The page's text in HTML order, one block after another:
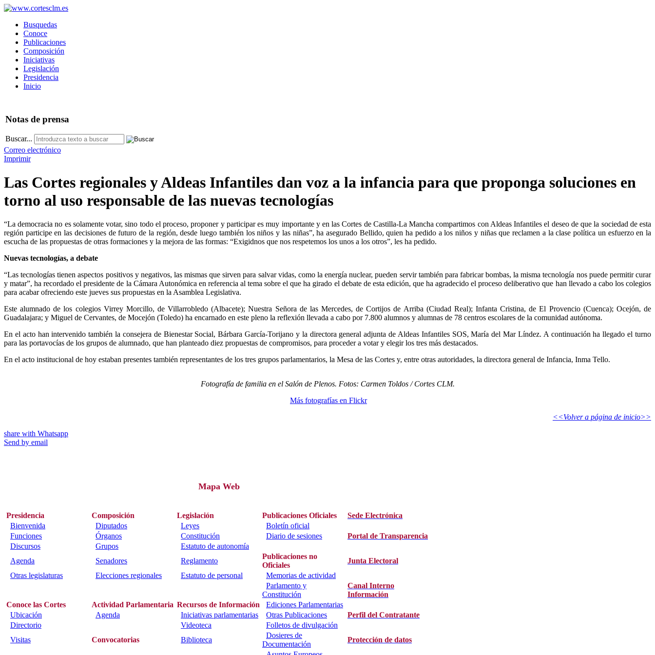
Busquedas
Conoce
Publicaciones
Composición
Iniciativas
Legislación
Presidencia
Inicio
Notas de prensa
Buscar...
Correo electrónico
Imprimir
Las Cortes regionales y Aldeas Infantiles dan voz a la infancia para que proponga soluciones en
torno al uso responsable de las nuevas tecnologías
“La democracia no es solamente votar, sino todo el proceso, proponer y participar es muy importante y en las Cortes de Castilla-La Mancha compartimos con Aldeas Infantiles el deseo de que la sociedad de esta
región participe en las decisiones de futuro de la región, desde luego también los niños y las niñas”, ha asegurado Bellido, quien ha pedido a los niños y niñas que reclamen a la clase política un esfuerzo en la
escucha de las propuestas de otras formaciones y la mejora de las formas: “Exigidnos que nos respetemos los unos a los otros”, les ha pedido.
Nuevas tecnologías, a debate
“Las tecnologías tienen aspectos positivos y negativos, las mismas que sirven para salvar vidas, como la energía nuclear, pueden servir también para fabricar bombas, la misma tecnología nos puede permitir curar
y matar”, ha recordado el presidente de la Cámara Autonómica en referencia al tema sobre el que ha girado el debate de esta edición, que ha agradecido el proceso deliberativo que han llevado a cabo los colegios
para acabar ofreciendo este jueves sus propuestas en la Asamblea Legislativa.
Este alumnado de los colegios Virrey Morcillo, de Villarrobledo (Albacete); Nuestra Señora de las Mercedes, de Cortijos de Arriba (Ciudad Real); Infanta Cristina, de El Provencio (Cuenca); Ocejón, de
Guadalajara; y Miguel de Cervantes, de Mocejón (Toledo) ha encarnado en este pleno la reflexión llevada a cabo por 7.800 alumnos y alumnas de 78 centros escolares de la comunidad autónoma.
En el acto han intervenido también la consejera de Bienestar Social, Bárbara García-Torijano y la directora general adjunta de Aldeas Infantiles SOS, María del Mar Líndez. A continuación ha llegado el turno
para las portavocías de los grupos de alumnado, que han planteado diez propuestas de compromisos, para proceder a votar y elegir los tres más destacados.
En el acto institucional de hoy estaban presentes también representantes de los tres grupos parlamentarios, la Mesa de las Cortes y, entre otras autoridades, la directora general de Infancia, Inma Tello.
Fotografía de familia en el Salón de Plenos. Fotos: Carmen Toldos / Cortes CLM.
Más fotografías en Flickr
<<Volver a página de inicio>>
share with Whatsapp
Send by email
Mapa Web
Presidencia Composición Legislación Publicaciones Oficiales
Sede Electrónica
Bienvenida
Diputados Leyes
Boletín oficial
Funciones
Órganos Constitución Diario de sesiones
Portal de Transparencia
Discursos
Grupos
Estatuto de autonomía
Agenda
Senadores Reglamento
Publicaciones no
Oficiales
Junta Electoral
Otras legislaturas
Elecciones regionales Estatuto de personal
Memorias de actividad
Parlamento y
Constitución
Canal Interno
Información
Conoce las Cortes
Actividad Parlamentaria Recursos de Información
Ediciones Parlamentarias
Ubicación
Agenda Iniciativas parlamentarias Otras Publicaciones
Perfil del Contratante
Directorio
Videoteca
Folletos de divulgación
Visitas
Convocatorias Biblioteca
Dosieres de
Documentación
Protección de datos